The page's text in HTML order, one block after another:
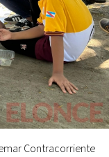
Contracorriente